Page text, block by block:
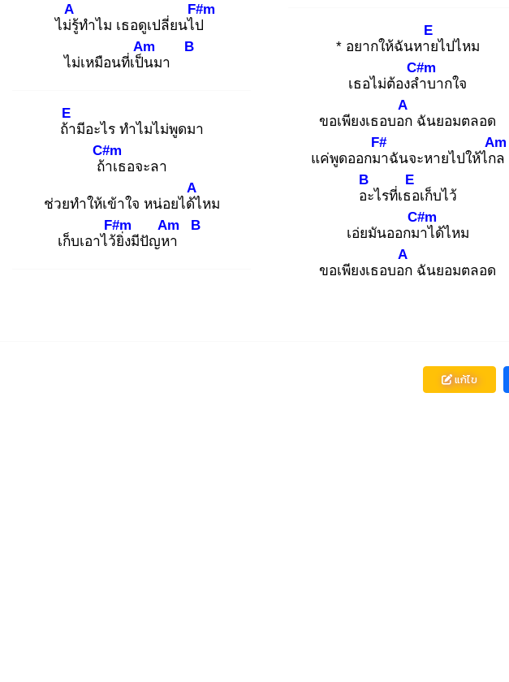
ไม่รู้
A
ทำไม เธอดูเปลี่ยนไป
F#m
ไม่เหมือนที่เป็น
Am
มา
B
ถ้า
E
มีอะไร ทำไมไม่พูดมา
ถ้า
C#m
เธอจะลา
ช่วยทำให้เข้าใจ หน่อยได้ไ
A
หม
เก็บเอาไว้ยิ่
F#m
งมีปัญหา
Am B
* อยากให้ฉันหาย
E
ไปไหม
เธอไม่ต้องลำ
C#m
บากใจ
ขอเพียงเธอบอก
A
ฉันยอมตลอด
แค่พูดออกมา
F#
ฉันจะหายไปให้ไกล
Am
อะ
B
ไรที่เธอ
E
เก็บไว้
เอ่ยมันออกมา
C#m
ได้ไหม
ขอเพียงเธอบอก
A
ฉันยอมตลอด
แก้ไข